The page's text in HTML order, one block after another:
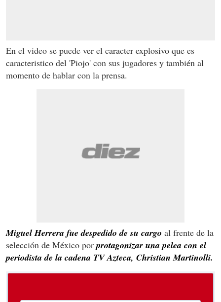
En el video se puede ver el caracter explosivo que es
caracteristico del 'Piojo' con sus jugadores y también al
momento de hablar con la prensa.
Miguel Herrera fue despedido de su cargo al frente de la
selección de México por protagonizar una pelea con el
periodista de la cadena TV Azteca, Christian Martinolli.